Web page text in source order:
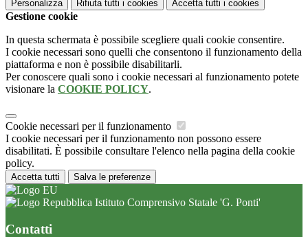
Personalizza Rifiuta tutti i cookies Accetta tutti i cookies
Gestione cookie
In questa schermata è possibile scegliere quali cookie consentire.
I cookie necessari sono quelli che consentono il funzionamento della
piattaforma e non è possibile disabilitarli.
Per conoscere quali sono i cookie necessari al funzionamento potete
visionare la COOKIE POLICY.
Cookie necessari per il funzionamento
I cookie necessari per il funzionamento non possono essere
disabilitati. È possibile consultare l'elenco nella pagina della cookie
policy.
Accetta tutti Salva le preferenze
Istituto Comprensivo Statale 'G. Ponti'
Contatti